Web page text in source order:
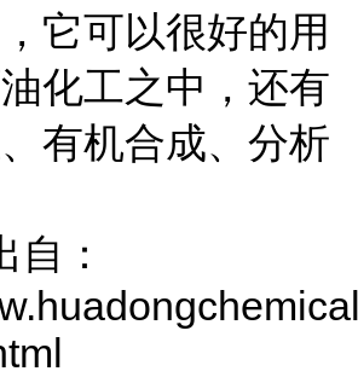
它可以很好的用
化工之中，还有
有机合成、分析
自：